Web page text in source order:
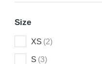
Size
XS (2)
S (3)